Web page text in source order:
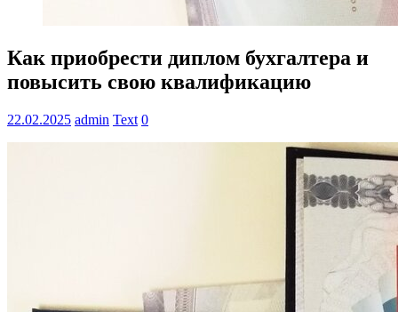
Как приобрести диплом бухгалтера и
повысить свою квалификацию
22.02.2025 admin Text 0